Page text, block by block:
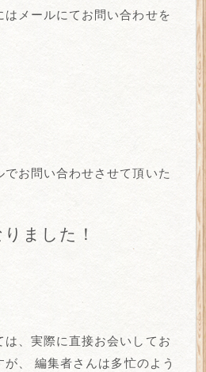
はメールにてお問い合わせを
でお問い合わせさせて頂いた
ました！
は、実際に直接お会いしてお
、
編集者さんは多忙のよう